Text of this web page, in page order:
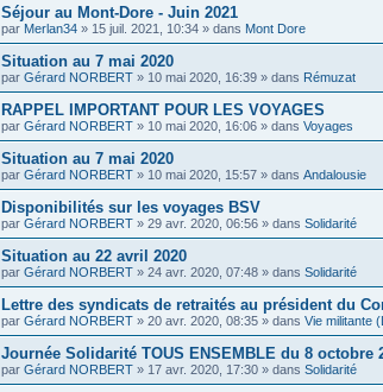
Séjour au Mont-Dore - Juin 2021
par Merlan34 » 15 juil. 2021, 10:34 » dans Mont Dore
Situation au 7 mai 2020
par Gérard NORBERT » 10 mai 2020, 16:39 » dans Rémuzat
RAPPEL IMPORTANT POUR LES VOYAGES
par Gérard NORBERT » 10 mai 2020, 16:06 » dans Voyages
Situation au 7 mai 2020
par Gérard NORBERT » 10 mai 2020, 15:57 » dans Andalousie
Disponibilités sur les voyages BSV
par Gérard NORBERT » 29 avr. 2020, 06:56 » dans Solidarité
Situation au 22 avril 2020
par Gérard NORBERT » 24 avr. 2020, 07:48 » dans Solidarité
Lettre des syndicats de retraités au président du
par Gérard NORBERT » 20 avr. 2020, 08:35 » dans Vie militante
Journée Solidarité TOUS ENSEMBLE du 8 octobre
par Gérard NORBERT » 17 avr. 2020, 17:30 » dans Solidarité